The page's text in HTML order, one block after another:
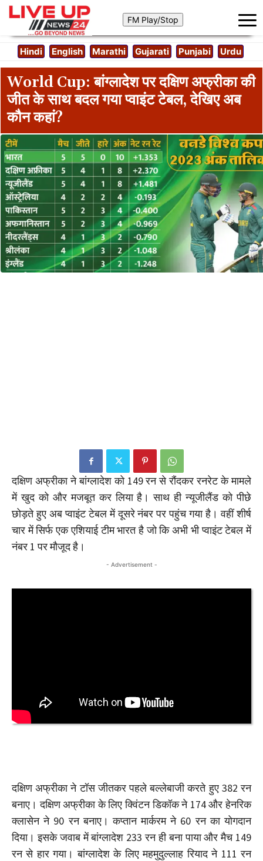
Hindi English Marathi Gujarati Punjabi Urdu
World Cup: बांग्लादेश पर दक्षिण अफ्रीका की
जीत के साथ बदल गया प्वाइंट टेबल, देखिए अब
कौन कहां?
दक्षिण अफ्रीका ने बांग्लादेश को 149 रन से रौंदकर रनरेट के मामले
में खुद को और मजबूत कर लिया है। साथ ही न्यूजीलैंड को पीछे
छोड़ते हुए अब प्वाइंट टेबल में दूसरे नंबर पर पहुंच गया है। वहीं शीर्ष
चार में सिर्फ एक एशियाई टीम भारत है जो कि अभी भी प्वाइंट टेबल में
नंबर 1 पर मौजूद है।
- Advertisement -
दक्षिण अफ्रीका ने टॉस जीतकर पहले बल्लेबाजी करते हुए 382 रन
बनाए। दक्षिण अफ्रीका के लिए क्विंटन डिकॉक ने 174 और हेनरिक
क्लासेन ने 90 रन बनाए। कप्तान मार्करम ने 60 रन का योगदान
दिया। इसके जवाब में बांग्लादेश 233 रन ही बना पाया और मैच 149
रन से हार गया। बांग्लादेश के लिए महमुदुल्लाह रियाद ने 111 रन